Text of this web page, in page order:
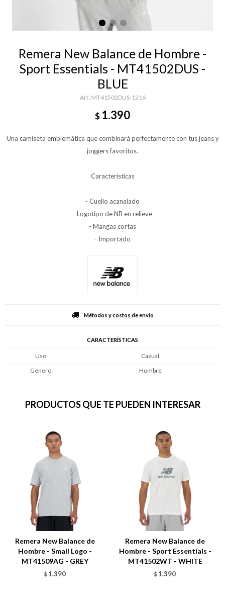
Remera New Balance de Hombre -
Sport Essentials - MT41502DUS -
BLUE
MT41502DUS-1216
$ 1.390
Una camiseta emblemática que combinará perfectamente con tus jeans y
joggers favoritos.
Características
- Cuello acanalado
- Logotipo de NB en relieve
- Mangas cortas
- Importado
Métodos y costos de envío
CARACTERÍSTICAS
Uso
Casual
Género
Hombre
PRODUCTOS QUE TE PUEDEN INTERESAR
Remera New Balance de
Hombre - Small Logo -
MT41509AG - GREY
$ 1.390
Remera New Balance de
Hombre - Sport Essentials -
MT41502WT - WHITE
$ 1.390